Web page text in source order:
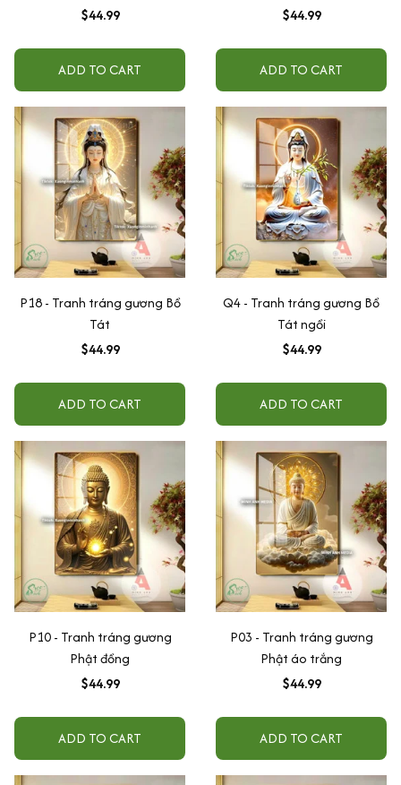
$44.99
ADD TO CART
$44.99
ADD TO CART
P18 - Tranh tráng gương Bồ
Tát
$44.99
ADD TO CART
Q4 - Tranh tráng gương Bồ
Tát ngồi
$44.99
ADD TO CART
P10 - Tranh tráng gương
Phật đồng
$44.99
ADD TO CART
P03 - Tranh tráng gương
Phật áo trắng
$44.99
ADD TO CART